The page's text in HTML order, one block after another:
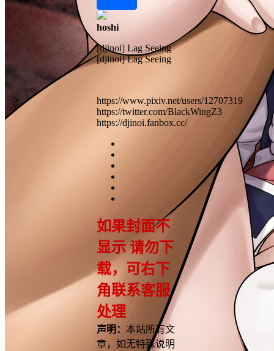
hoshi
[djinoi] Lag Seeing
[djinoi] Lag Seeing
https://www.pixiv.net/users/12707319
https://twitter.com/BlackWingZ3
https://djinoi.fanbox.cc/
如果封面不
显示 请勿下
载，可右下
角联系客服
处理
声明： 本站所有文
章，如无特殊说明